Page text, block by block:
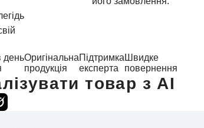
деньОригінальна
продукція
Підтримка
експерта
Швидке
повернення
товар з AI